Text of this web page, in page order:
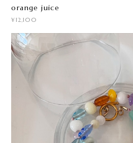
orange juice
¥12,100